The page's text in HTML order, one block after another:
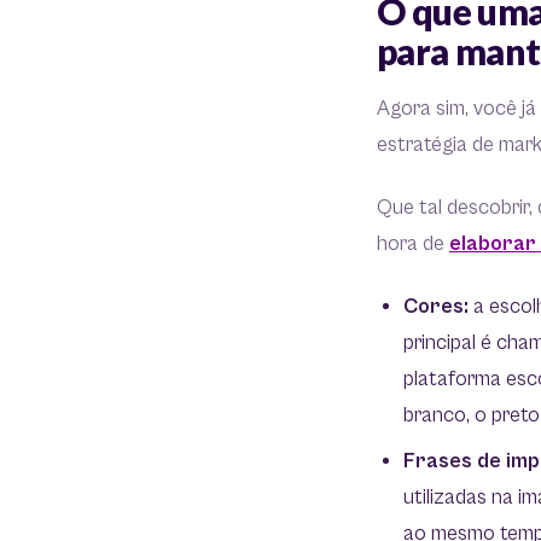
O que
para
Agora sim, você
estratégia de
Que tal descobrir,
hora de elaborar
Cores: a
principal é
plataforma
branco, o
Frases de
utilizadas na
ao mesmo